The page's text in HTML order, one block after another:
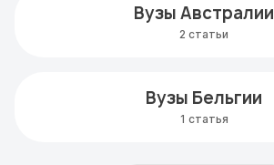
Вузы Австралии
2 статьи
Вузы Бельгии
1 статья